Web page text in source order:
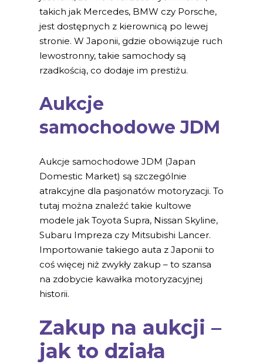
takich jak Mercedes, BMW czy Porsche,
jest dostępnych z kierownicą po lewej
stronie. W Japonii, gdzie obowiązuje ruch
lewostronny, takie samochody są
rzadkością, co dodaje im prestiżu.
Aukcje
samochodowe JDM
Aukcje samochodowe JDM (Japan
Domestic Market) są szczególnie
atrakcyjne dla pasjonatów motoryzacji. To
tutaj można znaleźć takie kultowe
modele jak Toyota Supra, Nissan Skyline,
Subaru Impreza czy Mitsubishi Lancer.
Importowanie takiego auta z Japonii to
coś więcej niż zwykły zakup – to szansa
na zdobycie kawałka motoryzacyjnej
historii.
Zakup na aukcji –
jak to działa